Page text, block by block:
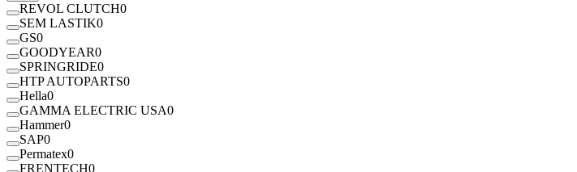
REVOL CLUTCH0
SEM LASTIK0
GS0
GOODYEAR0
SPRINGRIDE0
HTP AUTOPARTS0
Hella0
GAMMA ELECTRIC USA0
Hammer0
SAP0
Permatex0
FRENTECH0